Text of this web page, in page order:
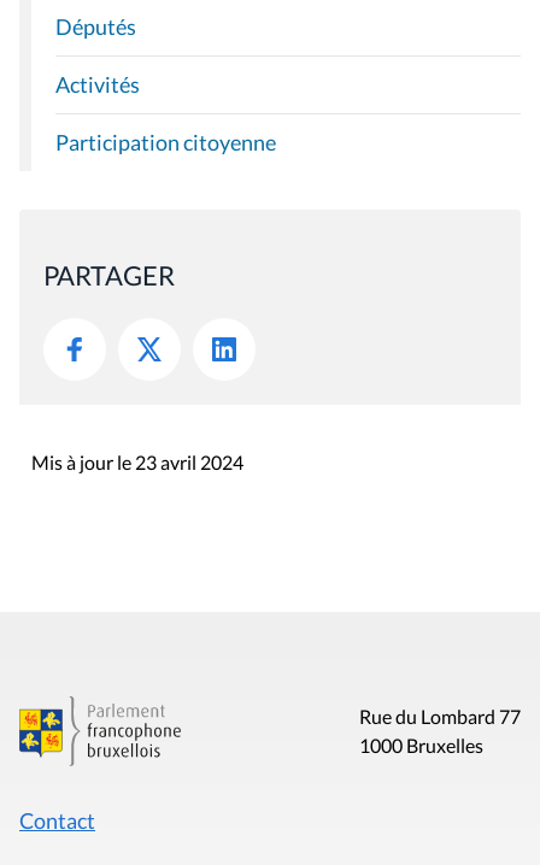
Députés
Activités
Participation citoyenne
PARTAGER
Mis à jour le 23 avril 2024
Rue du Lombard 77
1000 Bruxelles
Contact